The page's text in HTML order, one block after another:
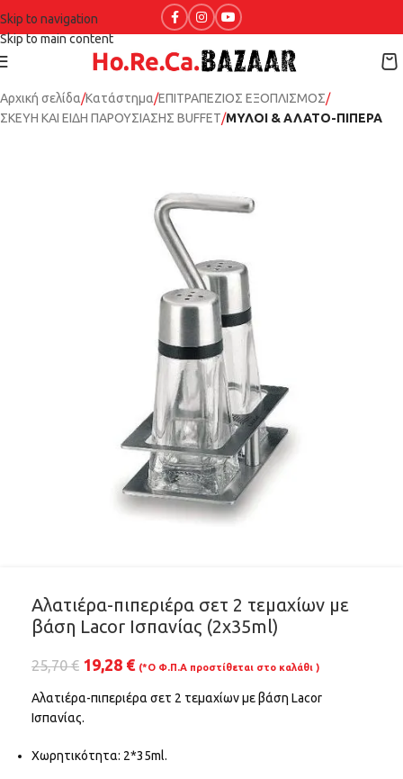
Skip to navigation
Skip to main content
Αρχική σελίδα Κατάστημα ΕΠΙΤΡΑΠΕΖΙΟΣ ΕΞΟΠΛΙΣΜΟΣ
ΣΚΕΥΗ ΚΑΙ ΕΙΔΗ ΠΑΡΟΥΣΙΑΣΗΣ BUFFET ΜΥΛΟΙ & ΑΛΑΤΟ-ΠΙΠΕΡΑ
Αλατιέρα-πιπεριέρα σετ 2 τεμαχίων με
βάση Lacor Ισπανίας (2x35ml)
25,70€ 19,28 € (*Ο Φ.Π.Α προστίθεται στο καλάθι )
Αλατιέρα-πιπεριέρα σετ 2 τεμαχίων με βάση Lacor
Ισπανίας.
Χωρητικότητα: 2*35ml.